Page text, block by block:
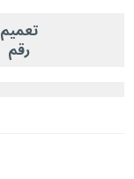
تعميم
رقم